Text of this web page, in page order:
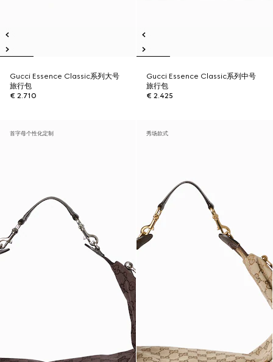
Gucci Essence Classic系列大号
旅行包
€ 2.710
Gucci Essence Classic系列中号
旅行包
€ 2.425
首字母个性化定制 秀场款式